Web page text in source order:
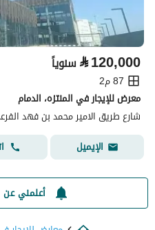
⃁120,000 سنوياً
87 م2
معرض للإيجار في المنتزه، الدمام
شارع طريق الامير محمد بن فهد
الإيميل
أعلمني عن